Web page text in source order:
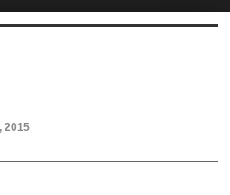
2015
치북5